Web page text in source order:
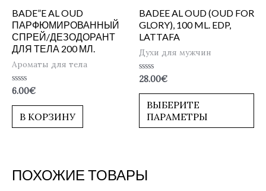
BADE”E AL OUD
ПАРФЮМИРОВАННЫЙ
СПРЕЙ/ДЕЗОДОРАНТ
ДЛЯ ТЕЛА 200 МЛ.
Ароматы для тела
Оценка
из
6.00€
В КОРЗИНУ
BADEE AL OUD (OUD FOR
GLORY), 100 ML. EDP,
LATTAFA
Духи для мужчин
Оценка
из
28.00€
ВЫБЕРИТЕ
ПАРАМЕТРЫ
ПОХОЖИЕ ТОВАРЫ